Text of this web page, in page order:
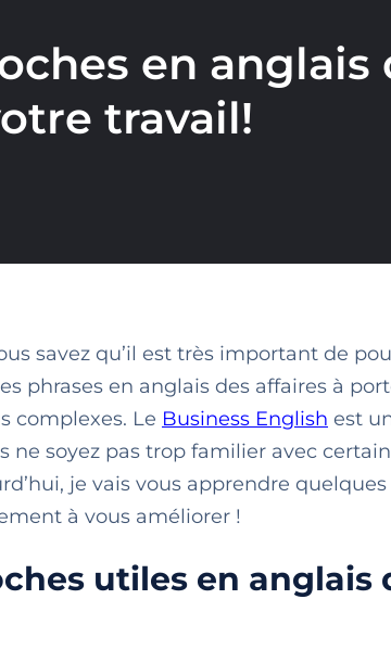
en
travail!
savez qu’il est très important de
phrases en anglais des affaires à
complexes. Le Business English est
ne soyez pas trop familier avec
je vais vous apprendre
à vous améliorer !
utiles en anglais